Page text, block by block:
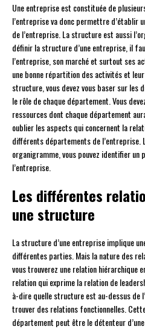
Une entreprise est constituée de
l’entreprise va donc permettre d’établir
de l’entreprise. La structure est aussi
définir la structure d’une entreprise, il
l’entreprise, son marché et surtout ses
une bonne répartition des activités et
structure, vous devez vous baser sur
le rôle de chaque département. Vous
ressources dont chaque département
oublier les aspects qui concernent la
différents départements de l’entreprise.
organigramme, vous pouvez identifier
l’entreprise.
Les différentes
une structure
La structure d’une entreprise implique
différentes parties. Mais la nature des
vous trouverez une relation hiérarchique
relation qui exprime la relation de
à-dire quelle structure est au-dessus de
trouver des relations fonctionnelles.
département peut être le détenteur